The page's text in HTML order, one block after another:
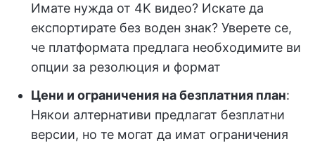
Имате нужда от 4K видео? Искате да
експортирате без воден знак? Уверете се,
че платформата предлага необходимите ви
опции за резолюция и формат
Цени и ограничения на безплатния план:
Някои алтернативи предлагат безплатни
версии, но те могат да имат ограничения